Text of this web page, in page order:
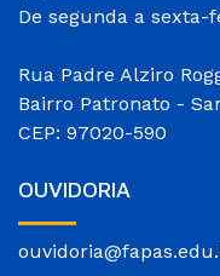
De segunda a sexta-
Rua Padre Alziro
Bairro Patronato -
CEP: 97020-590
OUVIDORIA